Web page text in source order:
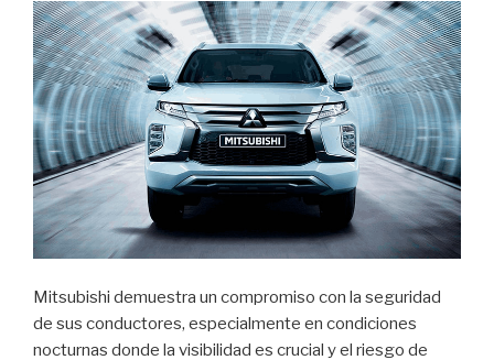
Mitsubishi demuestra un compromiso con la seguridad
de sus conductores, especialmente en condiciones
nocturnas donde la visibilidad es crucial y el riesgo de